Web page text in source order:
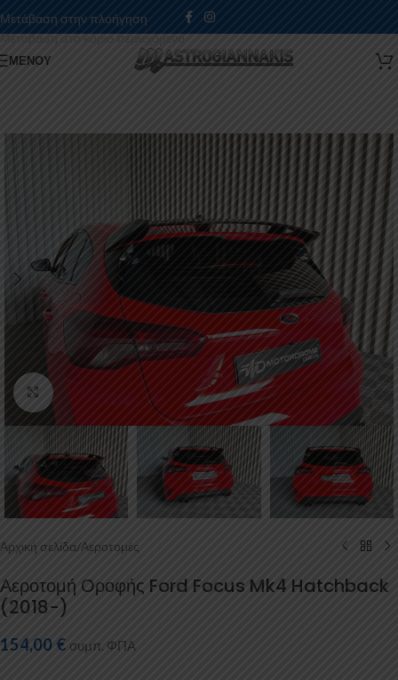
Μετάβαση στην πλοήγηση
Μετάβαση στο κύριο περιεχόμενο
ΜΕΝΟΎ
Κάντε κλικ για μεγέθυνση
Αρχική σελίδα/Αεροτομές
Αεροτομή Οροφής Ford Focus Mk4 Hatchback
(2018-)
154,00 € συμπ. ΦΠΑ